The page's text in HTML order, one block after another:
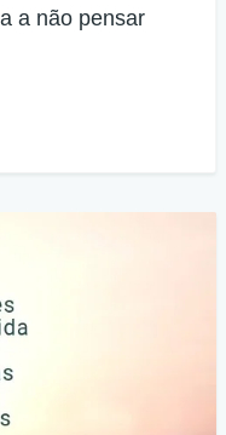
a não pensar